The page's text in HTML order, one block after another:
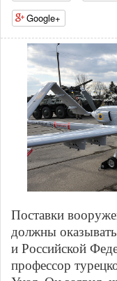
Google+
Поставки
должны
и Российской
профессор